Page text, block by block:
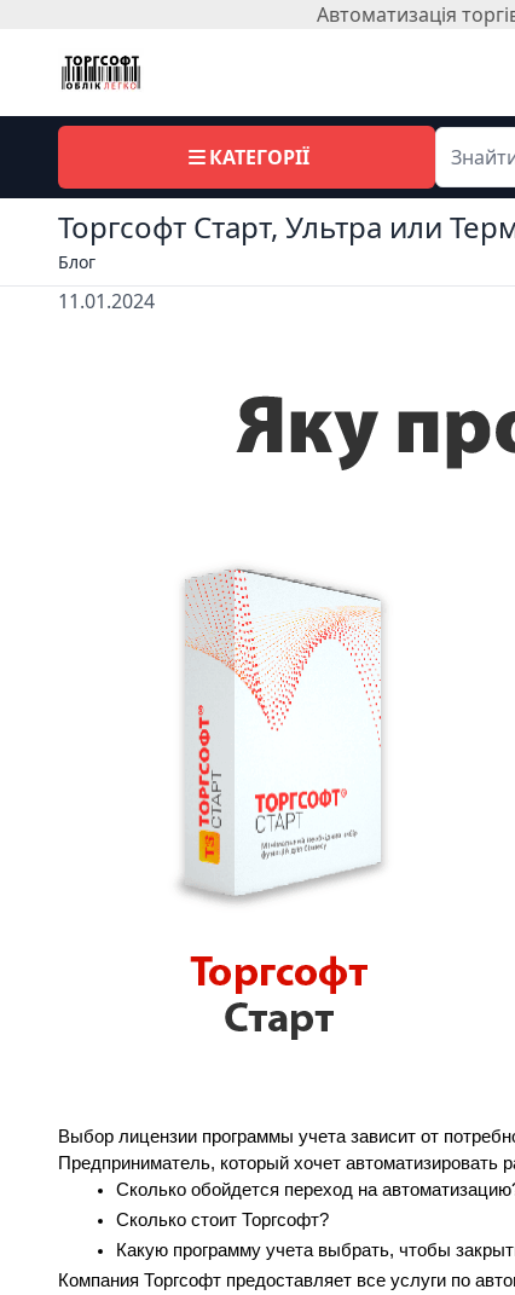
Автоматизація
КАТЕГОРІЇ
Торгсофт Старт, Ультра или
Блог
11.01.2024
Выбор лицензии программы учета зависит от
Предприниматель, который хочет автоматизировать
Сколько обойдется переход на
Сколько стоит Торгсофт?
Какую программу учета выбрать, чтобы
Компания Торгсофт предоставляет все услуги по